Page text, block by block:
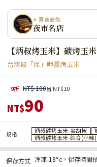
⭐ 宵夜必吃
夜市名店
【炳叔烤玉米】碳烤玉
台灣最「厚」呷醬烤玉米
9折 NT$ 100省 NT$10
NT$90
規格 炳叔碳烤玉米-黑胡椒
炳叔碳烤玉米-綜合(小辣)
保存方式 冷凍-18°c，保存時間